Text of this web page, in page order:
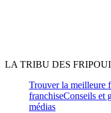
LA TRIBU DES
Trouver la meilleure
franchiseConseils et
médias